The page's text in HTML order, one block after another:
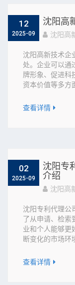
12
2025-09
沈阳高
沈阳高
沈阳高新技术企
处。企业可以通
牌形象、促进科
资本价值等多方
查看详情
02
2025-09
沈阳专
介绍
沈阳高
沈阳专利代理公
了从申请、检索
业和个人能够更
断变化的市场环
查看详情